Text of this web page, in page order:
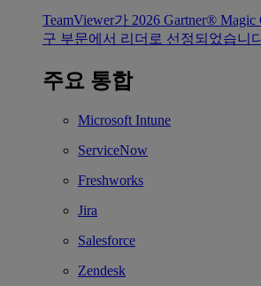
TeamViewer가 2026 Gartner®
구 부문에서 리더로 선정되었습니
주요 통합
Microsoft Intune
ServiceNow
Freshworks
Jira
Salesforce
Zendesk